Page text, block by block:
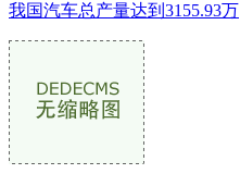
我国汽车总产量达到3155.93万